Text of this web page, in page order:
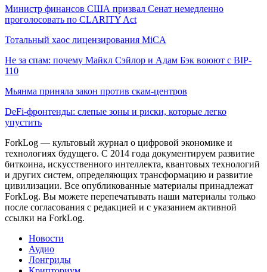
Министр финансов США призвал Сенат немедленно
проголосовать по CLARITY Act
Тотальный хаос лицензирования MiCA
Не за спам: почему Майкл Сэйлор и Адам Бэк воюют с BIP-
110
Мьянма приняла закон против скам-центров
DeFi-фронтенды: слепые зоны и риски, которые легко
упустить
ForkLog — культовый журнал о цифровой экономике и
технологиях будущего. С 2014 года документируем развитие
биткоина, искусственного интеллекта, квантовых технологий
и других систем, определяющих трансформацию и развитие
цивилизации. Все опубликованные материалы принадлежат
ForkLog. Вы можете перепечатывать наши материалы только
после согласования с редакцией и с указанием активной
ссылки на ForkLog.
Новости
Аудио
Лонгриды